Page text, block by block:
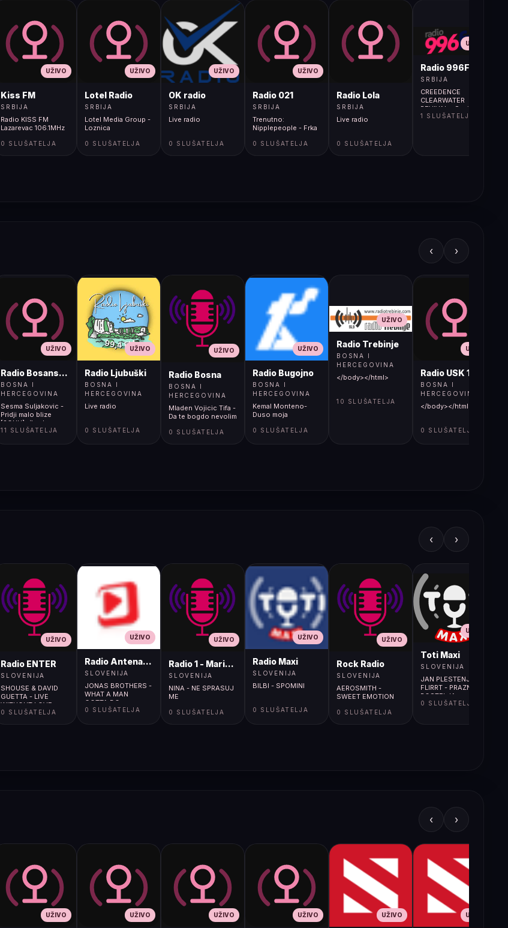
UŽIVO
Kiss FM
SRBIJA
Radio KISS FM
Lazarevac 106.1MHz
0 SLUŠATELJA
UŽIVO
Lotel Radio
SRBIJA
Lotel Media Group -
Loznica
0 SLUŠATELJA
UŽIVO
OK radio
SRBIJA
Live radio
0 SLUŠATELJA
UŽIVO
Radio 021
SRBIJA
Trenutno:
Nipplepeople - Frka
0 SLUŠATELJA
Radio Lola
SRBIJA
Live radio
0 SLUŠATELJA
UŽIVO
Radio 996FM
SRBIJA
CREEDENCE
CLEARWATER
REVIVAL - Suzie Q
1 SLUŠATELJA
‹ ›
UŽIVO
Radio Bosanski Brod
BOSNA I
HERCEGOVINA
Sesma Suljakovic -
Pridji malo blize
[2OUH]</body>
</html>
11 SLUŠATELJA
UŽIVO
Radio Ljubuški
BOSNA I
HERCEGOVINA
Live radio
0 SLUŠATELJA
UŽIVO
Radio Bosna
BOSNA I
HERCEGOVINA
Mladen Vojicic Tifa -
Da te bogdo nevolim
0 SLUŠATELJA
UŽIVO
Radio Bugojno
BOSNA I
HERCEGOVINA
Kemal Monteno-
Duso moja
0 SLUŠATELJA
UŽIVO
Radio Trebinje
BOSNA I
HERCEGOVINA
</body></html>
10 SLUŠATELJA
UŽIVO
Radio USK 1
BOSNA I
HERCEGOVINA
</body></html>
0 SLUŠATELJA
‹ ›
UŽIVO
Radio ENTER
SLOVENIJA
SHOUSE & DAVID
GUETTA - LIVE
WITHOUT LOVE
0 SLUŠATELJA
UŽIVO
Radio Antena (105.2MHz)
SLOVENIJA
JONAS BROTHERS -
WHAT A MAN
GOTTA DO
0 SLUŠATELJA
UŽIVO
Radio 1 - Maribor (107.9MHz)
SLOVENIJA
NINA - NE SPRASUJ
ME
0 SLUŠATELJA
UŽIVO
Radio Maxi
SLOVENIJA
BILBI - SPOMINI
0 SLUŠATELJA
UŽIVO
Rock Radio
SLOVENIJA
AEROSMITH -
SWEET EMOTION
0 SLUŠATELJA
UŽIVO
Toti Maxi
SLOVENIJA
JAN PLESTENJAK IN
FLIRRT - PRAZNA
POSTELJA
0 SLUŠATELJA
‹ ›
UŽIVO UŽIVO UŽIVO UŽIVO UŽIVO UŽIVO